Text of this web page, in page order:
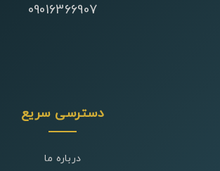
09016366907
دسترسی سریع
درباره ما